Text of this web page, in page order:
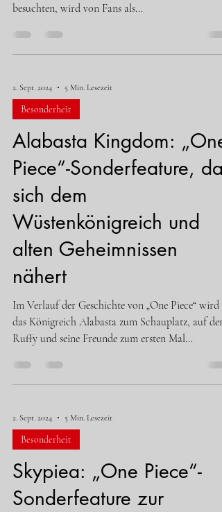
besuchten, wird von Fans als...
2. Sept. 2024 5 Min. Lesezeit
Besonderheit
Alabasta Kingdom: „One
Piece“-Sonderfeature, das
sich dem
Wüstenkönigreich und
alten Geheimnissen
nähert
Im Verlauf der Geschichte von „One Piece“ wird
das Königreich Alabasta zum Schauplatz, auf dem
Ruffy und seine Freunde zum ersten Mal...
2. Sept. 2024 5 Min. Lesezeit
Besonderheit
Skypiea: „One Piece“-
Sonderfeature zur